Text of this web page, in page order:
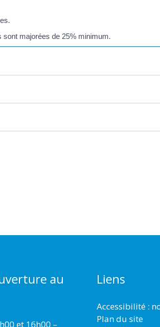
sont majorées de 25% minimum.
au
et 16h00 –
Liens
Accessibilité :
Plan du site